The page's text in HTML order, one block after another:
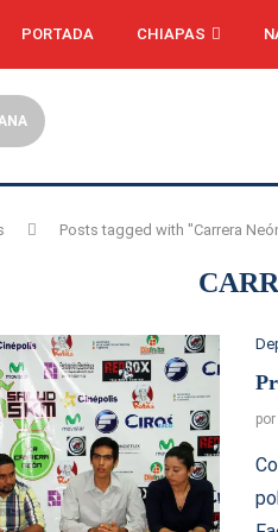
PORTADA CHIAPAS
Posts tagged with "Carrera
por